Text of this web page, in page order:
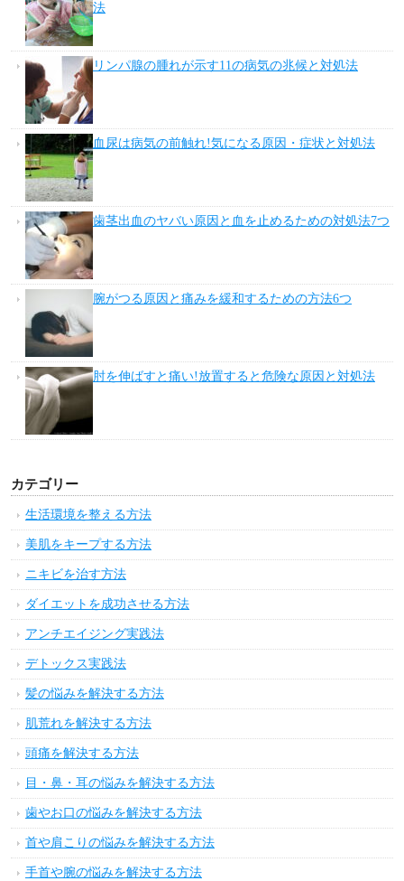
法
リンパ腺の腫れが示す11の病気の兆候と対処法
血尿は病気の前触れ!気になる原因・症状と対処法
歯茎出血のヤバい原因と血を止めるための対処法7つ
腕がつる原因と痛みを緩和するための方法6つ
肘を伸ばすと痛い!放置すると危険な原因と対処法
カテゴリー
生活環境を整える方法
美肌をキープする方法
ニキビを治す方法
ダイエットを成功させる方法
アンチエイジング実践法
デトックス実践法
髪の悩みを解決する方法
肌荒れを解決する方法
頭痛を解決する方法
目・鼻・耳の悩みを解決する方法
歯やお口の悩みを解決する方法
首や肩こりの悩みを解決する方法
手首や腕の悩みを解決する方法